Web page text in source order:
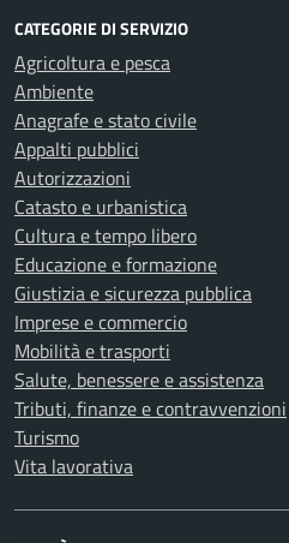
CATEGORIE DI SERVIZIO
Agricoltura e pesca
Ambiente
Anagrafe e stato civile
Appalti pubblici
Autorizzazioni
Catasto e urbanistica
Cultura e tempo libero
Educazione e formazione
Giustizia e sicurezza pubblica
Imprese e commercio
Mobilità e trasporti
Salute, benessere e assistenza
Tributi, finanze e contravvenzioni
Turismo
Vita lavorativa